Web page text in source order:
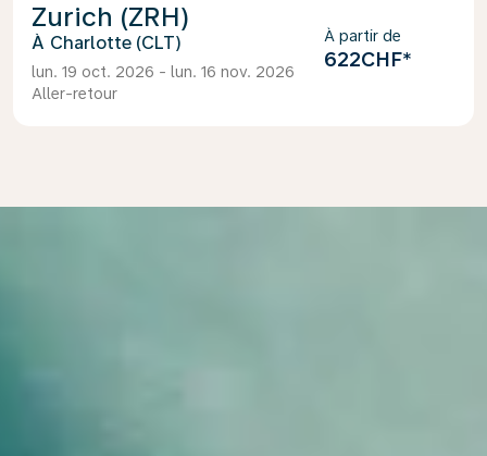
Zurich (ZRH)
Charlotte (CLT)
lun. 19 oct. 2026 - lun. 16 nov. 2026
Aller-retour
À partir de
622CHF*